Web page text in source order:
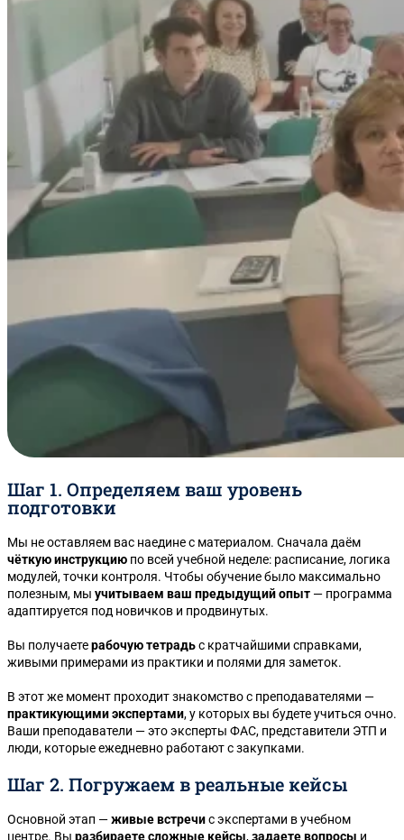
Шаг 1. Определяем ваш уровень
подготовки
Мы не оставляем вас наедине с материалом. Сначала даём
чёткую инструкцию по всей учебной неделе: расписание, логика
модулей, точки контроля. Чтобы обучение было максимально
полезным, мы учитываем ваш предыдущий опыт — программа
адаптируется под новичков и продвинутых.
Вы получаетерабочую тетрадьс кратчайшими справками,
живыми примерами из практики и полями для заметок.
В этот же момент проходит знакомство с преподавателями —
практикующими экспертами, у которых вы будете учиться очно.
Ваши преподаватели — это эксперты ФАС, представители ЭТП и
люди, которые ежедневно работают с закупками.
Шаг 2. Погружаем в реальные кейсы
Основной этап —живые встречис экспертами в учебном
центре. Вы разбираете сложные кейсы,задаете вопросы и